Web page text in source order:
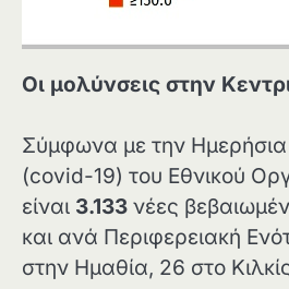
Οι μολύνσεις στην
Σύμφωνα με την Ημερήσια
(covid-19) του Εθνικού
είναι 3.133 νέες
και ανά Περιφερειακή
στην Ημαθία, 26 στο